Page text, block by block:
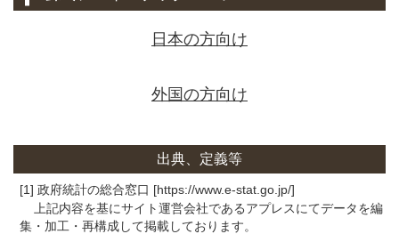
日本の方向け
外国の方向け
出典、定義等
[1] 政府統計の総合窓口 [https://www.e-stat.go.jp/]
上記内容を基にサイト運営会社であるアプレスにてデータを編
集・加工・再構成して掲載しております。